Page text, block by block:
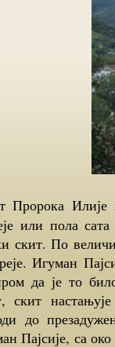
или пола
скит. По
Игуман
да је то
скит
до
Пајсије, са